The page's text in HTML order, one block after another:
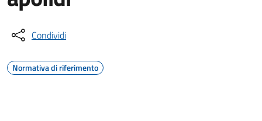
Condividi
Normativa di riferimento